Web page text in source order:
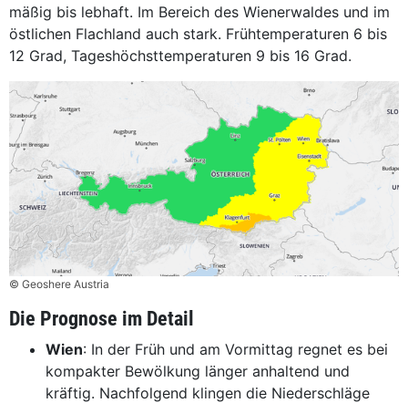
mäßig bis lebhaft. Im Bereich des Wienerwaldes und im
östlichen Flachland auch stark. Frühtemperaturen 6 bis
12 Grad, Tageshöchsttemperaturen 9 bis 16 Grad.
© Geoshere Austria
Die Prognose im Detail
Wien: In der Früh und am Vormittag regnet es bei
kompakter Bewölkung länger anhaltend und
kräftig. Nachfolgend klingen die Niederschläge